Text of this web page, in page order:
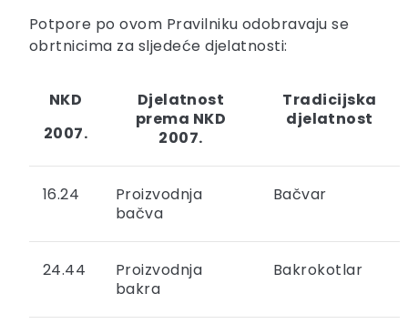
Potpore po ovom Pravilniku odobravaju se
obrtnicima za sljedeće djelatnosti:
NKD
2007.
Djelatnost
prema NKD
2007.
Tradicijska
djelatnost
16.24
Proizvodnja
bačva
Bačvar
24.44
Proizvodnja
bakra
Bakrokotlar